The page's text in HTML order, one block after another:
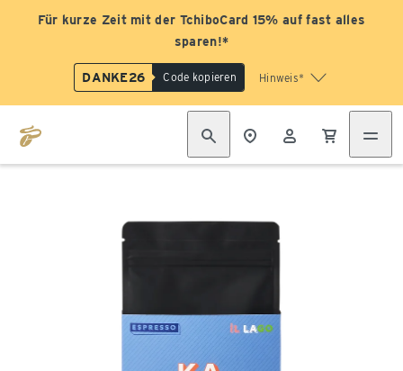
Für kurze Zeit mit der TchiboCard 15% auf fast alles
sparen!*
DANKE26 Code kopieren Hinweis*